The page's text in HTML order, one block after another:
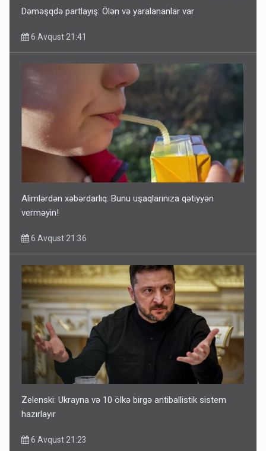
Dəməşqdə partlayış: Ölən və yaralananlar var
6 Avqust 21:41
Alimlərdən xəbərdarlıq: Bunu uşaqlarınıza qətiyyən
verməyin!
6 Avqust 21:36
Zelenski: Ukrayna və 10 ölkə birgə antiballistik sistem
hazırlayır
6 Avqust 21:23